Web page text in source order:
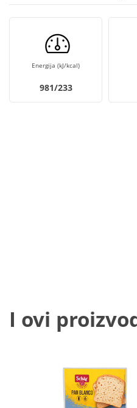
Energija (kJ/kcal)
981/233
I ovi